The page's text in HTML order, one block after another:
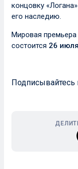
концовку
его наследию.
Мировая
состоится 26 июля
Подписывайтесь